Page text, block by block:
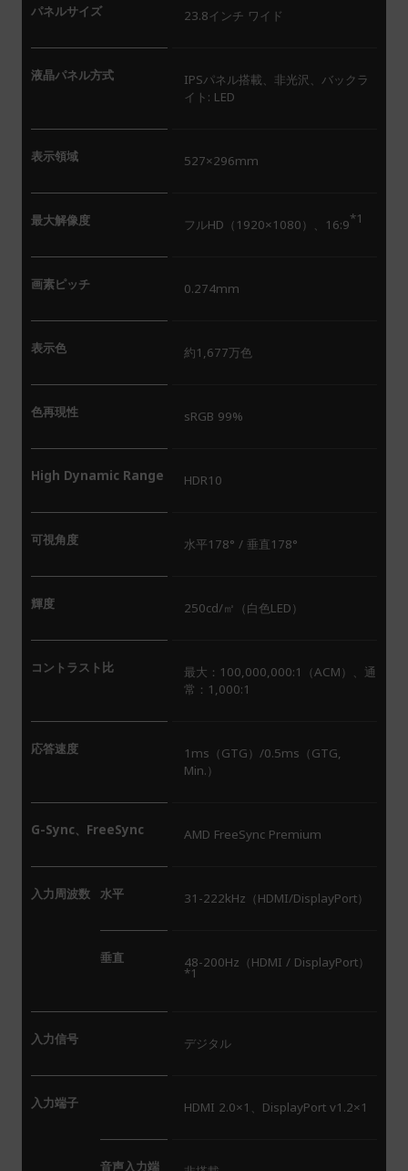
パネルサイズ 23.8インチ ワイド
液晶パネル方式
IPSパネル搭載、非光沢、バックラ
イト: LED
表示領域 527×296mm
最大解像度 フルHD（1920×1080）、16:9*1
画素ピッチ 0.274mm
表示色 約1,677万色
色再現性 sRGB 99%
High Dynamic Range HDR10
可視角度 水平178° / 垂直178°
輝度 250cd/㎡（白色LED）
コントラスト比
最大：100,000,000:1（ACM）、通
常：1,000:1
応答速度
1ms（GTG）/0.5ms（GTG,
Min.）
G-Sync、FreeSync AMD FreeSync Premium
入力周波数 水平 31-222kHz（HDMI/DisplayPort）
垂直 48-200Hz（HDMI / DisplayPort）
*1
入力信号 デジタル
入力端子 HDMI 2.0×1、DisplayPort v1.2×1
音声入力端